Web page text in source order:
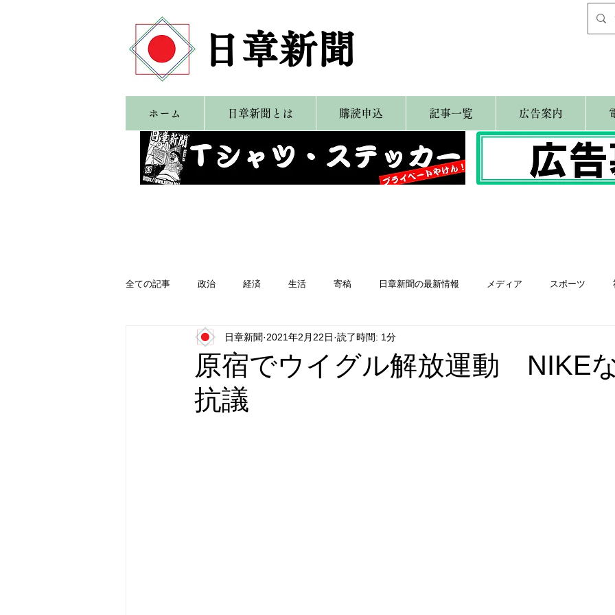
​日章新聞
ホーム 日章新聞とは 購読申込 記事一覧 広告案内
全ての記事 政治 経済 生活 寄稿 日章新聞の最新情報 メディア スポーツ
日本第一党 日本派保守同盟 はやぶさ党 自民党
原宿でウイグル解放運動 NIKE
抗議
日章新聞 2021年2月22日 読了時間: 1分